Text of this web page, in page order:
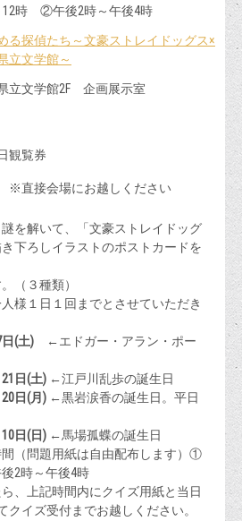
12時 ②午後2時～午後4時
る探偵たち～文豪ストレイドッグス×
立文学館～
立文学館2F 企画展示室
観覧券
直接会場にお越しください
を解いて、「文豪ストレイドッグ
下ろしイラストのポストカードを
。（３種類）
様１日１回までとさせていただき
(土)←エドガー・アラン・ポー
日(土)←江戸川乱歩の誕生日
日(月)←黒岩涙香の誕生日。平日
日(日)←馬場孤蝶の誕生日
（問題用紙は自由配布します）①
2時～午後4時
、上記時間内にクイズ用紙と当日
クイズ受付までお越しください。